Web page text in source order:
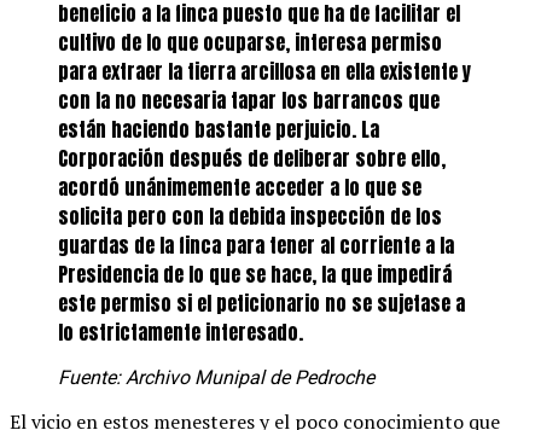
beneficio a la finca puesto que ha de facilitar el
cultivo de lo que ocuparse, interesa permiso
para extraer la tierra arcillosa en ella existente y
con la no necesaria tapar los barrancos que
están haciendo bastante perjuicio. La
Corporación después de deliberar sobre ello,
acordó unánimemente acceder a lo que se
solicita pero con la debida inspección de los
guardas de la finca para tener al corriente a la
Presidencia de lo que se hace, la que impedirá
este permiso si el peticionario no se sujetase a
lo estrictamente interesado.
Fuente: Archivo Munipal de Pedroche
El vicio en estos menesteres y el poco conocimiento que